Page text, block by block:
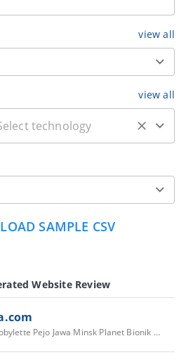
view all
view all
SAMPLE CSV
Website Review
Beldeyama Mobylette Pejo Jawa Minsk Planet Bionik Antor Oleomac